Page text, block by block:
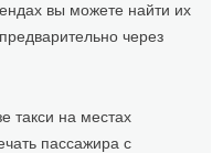
вы можете найти их
через
такси на местах
пассажира с